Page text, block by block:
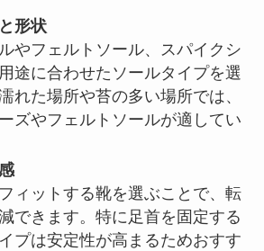
形状
やフェルトソール、スパイクシ
途に合わせたソールタイプを選
れた場所や苔の多い場所では、
ズやフェルトソールが適してい
ィットする靴を選ぶことで、転
できます。特に足首を固定する
プは安定性が高まるためおすす